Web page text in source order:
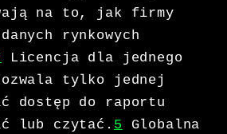
na to, jak firmy
rynkowych
Licencja dla jednego
tylko jednej
dostęp do raportu
lub czytać. 5 Globalna